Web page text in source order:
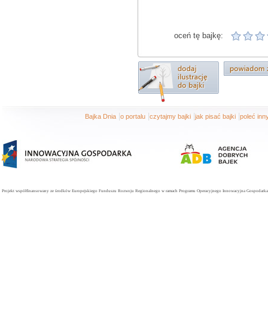
oceń tę bajkę:
Bajka Dnia o portalu czytajmy bajki jak pisać bajki poleć
Projekt współfinansowany ze środków Europejskiego Funduszu Rozwoju Regionalnego w ramach Programu Operacyjnego Innowacyjna